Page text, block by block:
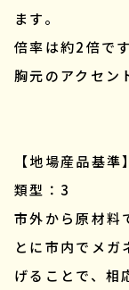
ます。
倍率は約2倍で
胸元のアクセン
【地場産品基準】
類型：3
市外から原材料
とに市内でメガ
げることで、相